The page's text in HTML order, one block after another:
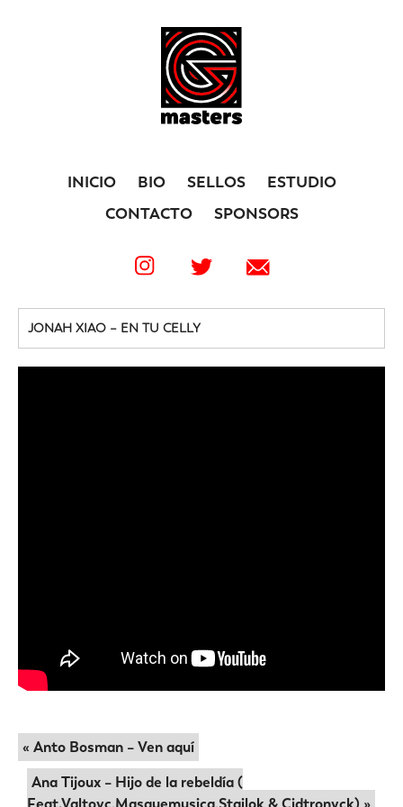
INICIO BIO SELLOS
ESTUDIO
CONTACTO
SPONSORS
JONAH XIAO – EN TU CELLY
« Anto Bosman – Ven aquí
Ana Tijoux – Hijo de la rebeldía (